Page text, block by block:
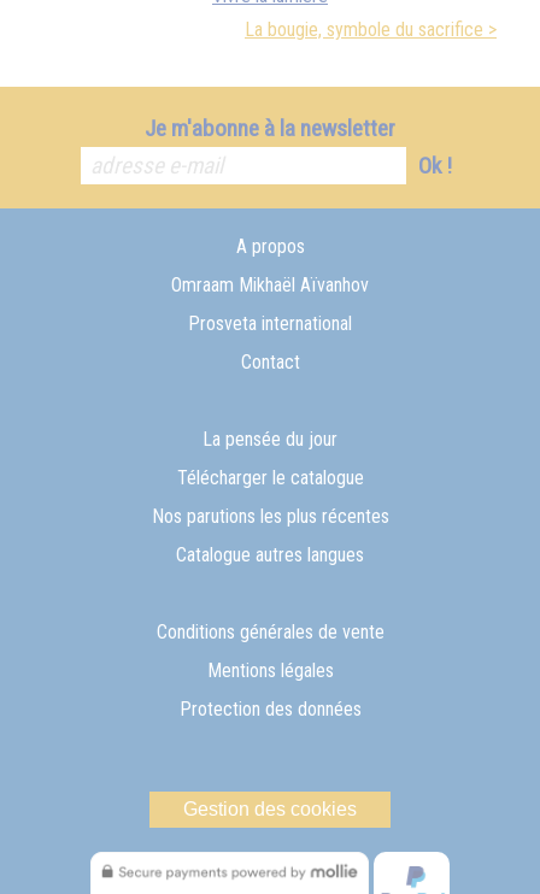
La bougie, symbole du sacrifice >
Je m'abonne à la newsletter
Ok !
A propos
Omraam Mikhaël Aïvanhov
Prosveta international
Contact
La pensée du jour
Télécharger le catalogue
Nos parutions les plus récentes
Catalogue autres langues
Conditions générales de vente
Mentions légales
Protection des données
Gestion des cookies